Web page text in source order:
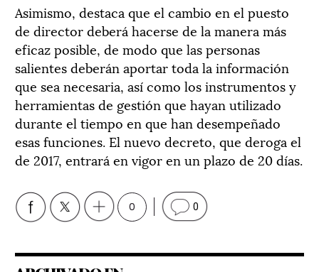
Asimismo, destaca que el cambio en el puesto
de director deberá hacerse de la manera más
eficaz posible, de modo que las personas
salientes deberán aportar toda la información
que sea necesaria, así como los instrumentos y
herramientas de gestión que hayan utilizado
durante el tiempo en que han desempeñado
esas funciones. El nuevo decreto, que deroga el
de 2017, entrará en vigor en un plazo de 20 días.
0 0